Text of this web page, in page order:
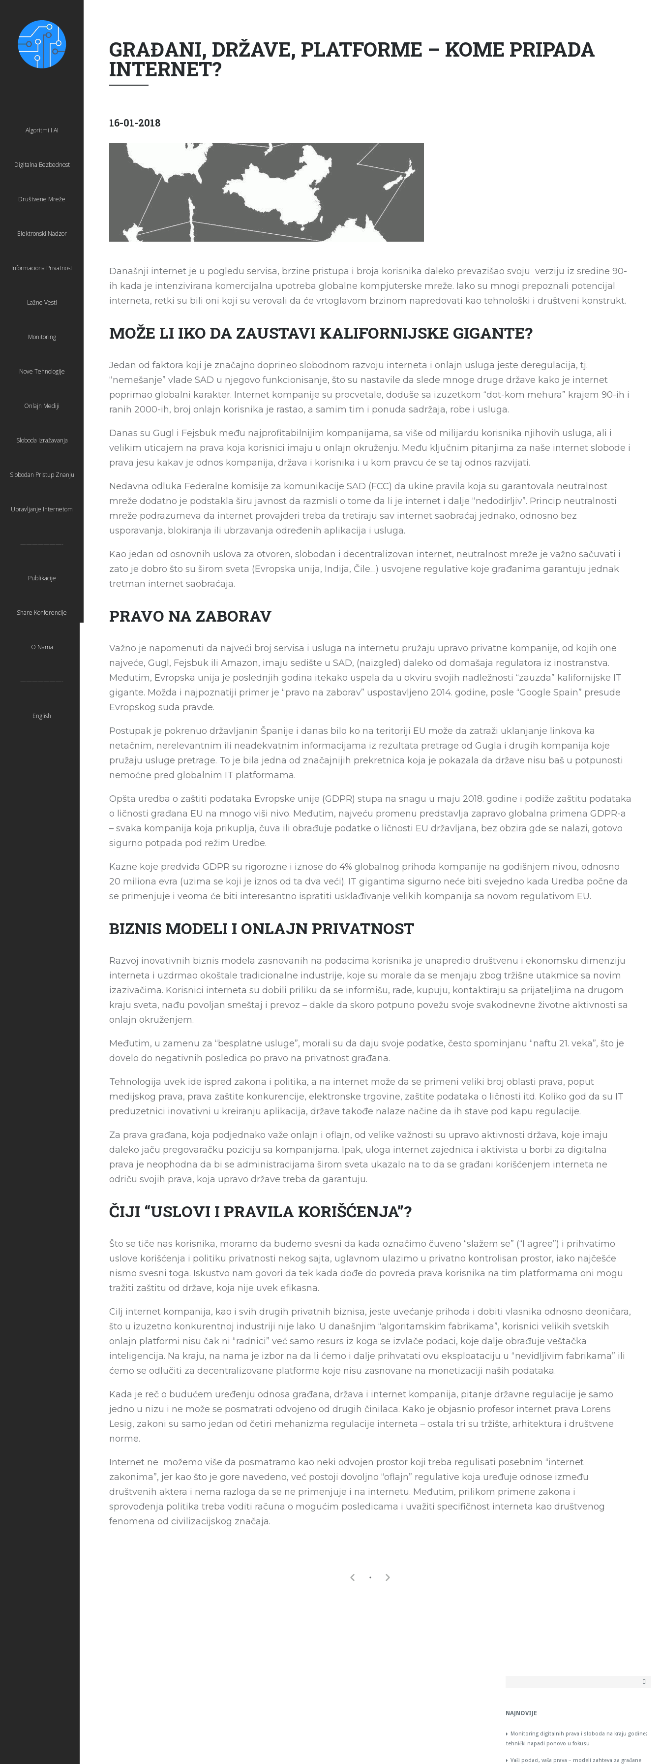
Algoritmi I AI
Digitalna Bezbednost
Društvene Mreže
Elektronski Nadzor
Informaciona Privatnost
Lažne Vesti
Monitoring
Nove Tehnologije
Onlajn Mediji
Sloboda Izražavanja
Slobodan Pristup Znanju
Upravljanje Internetom
———————-
Publikacije
Share Konferencije
O Nama
———————-
English
GRAĐANI, DRŽAVE, PLATFORME – KOME PRIPADA
INTERNET?
16-01-2018
Današnji internet je u pogledu servisa, brzine pristupa i broja korisnika daleko prevazišao svoju verziju iz sredine 90-
ih kada je intenzivirana komercijalna upotreba globalne kompjuterske mreže. Iako su mnogi prepoznali potencijal
interneta, retki su bili oni koji su verovali da će vrtoglavom brzinom napredovati kao tehnološki i društveni konstrukt.
MOŽE LI IKO DA ZAUSTAVI KALIFORNIJSKE GIGANTE?
Jedan od faktora koji je značajno doprineo slobodnom razvoju interneta i onlajn usluga jeste deregulacija, tj.
“nemešanje” vlade SAD u njegovo funkcionisanje, što su nastavile da slede mnoge druge države kako je internet
poprimao globalni karakter. Internet kompanije su procvetale, doduše sa izuzetkom “dot-kom mehura” krajem 90-ih i
ranih 2000-ih, broj onlajn korisnika je rastao, a samim tim i ponuda sadržaja, robe i usluga.
Danas su Gugl i Fejsbuk među najprofitabilnijim kompanijama, sa više od milijardu korisnika njihovih usluga, ali i
velikim uticajem na prava koja korisnici imaju u onlajn okruženju. Među ključnim pitanjima za naše internet slobode i
prava jesu kakav je odnos kompanija, država i korisnika i u kom pravcu će se taj odnos razvijati.
Nedavna odluka Federalne komisije za komunikacije SAD (FCC) da ukine pravila koja su garantovala neutralnost
mreže dodatno je podstakla širu javnost da razmisli o tome da li je internet i dalje “nedodirljiv”. Princip neutralnosti
mreže podrazumeva da internet provajderi treba da tretiraju sav internet saobraćaj jednako, odnosno bez
usporavanja, blokiranja ili ubrzavanja određenih aplikacija i usluga.
Kao jedan od osnovnih uslova za otvoren, slobodan i decentralizovan internet, neutralnost mreže je važno sačuvati i
zato je dobro što su širom sveta (Evropska unija, Indija, Čile…) usvojene regulative koje građanima garantuju jednak
tretman internet saobraćaja.
PRAVO NA ZABORAV
Važno je napomenuti da najveći broj servisa i usluga na internetu pružaju upravo privatne kompanije, od kojih one
najveće, Gugl, Fejsbuk ili Amazon, imaju sedište u SAD, (naizgled) daleko od domašaja regulatora iz inostranstva.
Međutim, Evropska unija je poslednjih godina itekako uspela da u okviru svojih nadležnosti “zauzda” kalifornijske IT
gigante. Možda i najpoznatiji primer je “pravo na zaborav” uspostavljeno 2014. godine, posle “Google Spain” presude
Evropskog suda pravde.
Postupak je pokrenuo državljanin Španije i danas bilo ko na teritoriji EU može da zatraži uklanjanje linkova ka
netačnim, nerelevantnim ili neadekvatnim informacijama iz rezultata pretrage od Gugla i drugih kompanija koje
pružaju usluge pretrage. To je bila jedna od značajnijih prekretnica koja je pokazala da države nisu baš u potpunosti
nemoćne pred globalnim IT platformama.
Opšta uredba o zaštiti podataka Evropske unije (GDPR) stupa na snagu u maju 2018. godine i podiže zaštitu podataka
o ličnosti građana EU na mnogo viši nivo. Međutim, najveću promenu predstavlja zapravo globalna primena GDPR-a
– svaka kompanija koja prikuplja, čuva ili obrađuje podatke o ličnosti EU državljana, bez obzira gde se nalazi, gotovo
sigurno potpada pod režim Uredbe.
Kazne koje predviđa GDPR su rigorozne i iznose do 4% globalnog prihoda kompanije na godišnjem nivou, odnosno
20 miliona evra (uzima se koji je iznos od ta dva veći). IT gigantima sigurno neće biti svejedno kada Uredba počne da
se primenjuje i veoma će biti interesantno ispratiti usklađivanje velikih kompanija sa novom regulativom EU.
BIZNIS MODELI I ONLAJN PRIVATNOST
Razvoj inovativnih biznis modela zasnovanih na podacima korisnika je unapredio društvenu i ekonomsku dimenziju
interneta i uzdrmao okoštale tradicionalne industrije, koje su morale da se menjaju zbog tržišne utakmice sa novim
izazivačima. Korisnici interneta su dobili priliku da se informišu, rade, kupuju, kontaktiraju sa prijateljima na drugom
kraju sveta, nađu povoljan smeštaj i prevoz – dakle da skoro potpuno povežu svoje svakodnevne životne aktivnosti sa
onlajn okruženjem.
Međutim, u zamenu za “besplatne usluge”, morali su da daju svoje podatke, često spominjanu “naftu 21. veka”, što je
dovelo do negativnih posledica po pravo na privatnost građana.
Tehnologija uvek ide ispred zakona i politika, a na internet može da se primeni veliki broj oblasti prava, poput
medijskog prava, prava zaštite konkurencije, elektronske trgovine, zaštite podataka o ličnosti itd. Koliko god da su IT
preduzetnici inovativni u kreiranju aplikacija, države takođe nalaze načine da ih stave pod kapu regulacije.
Za prava građana, koja podjednako važe onlajn i oflajn, od velike važnosti su upravo aktivnosti država, koje imaju
daleko jaču pregovaračku poziciju sa kompanijama. Ipak, uloga internet zajednica i aktivista u borbi za digitalna
prava je neophodna da bi se administracijama širom sveta ukazalo na to da se građani korišćenjem interneta ne
odriču svojih prava, koja upravo države treba da garantuju.
ČIJI “USLOVI I PRAVILA KORIŠĆENJA”?
Što se tiče nas korisnika, moramo da budemo svesni da kada označimo čuveno “slažem se” (“I agree”) i prihvatimo
uslove korišćenja i politiku privatnosti nekog sajta, uglavnom ulazimo u privatno kontrolisan prostor, iako najčešće
nismo svesni toga. Iskustvo nam govori da tek kada dođe do povreda prava korisnika na tim platformama oni mogu
tražiti zaštitu od države, koja nije uvek efikasna.
Cilj internet kompanija, kao i svih drugih privatnih biznisa, jeste uvećanje prihoda i dobiti vlasnika odnosno deoničara,
što u izuzetno konkurentnoj industriji nije lako. U današnjim “algoritamskim fabrikama”, korisnici velikih svetskih
onlajn platformi nisu čak ni “radnici” već samo resurs iz koga se izvlače podaci, koje dalje obrađuje veštačka
inteligencija. Na kraju, na nama je izbor na da li ćemo i dalje prihvatati ovu eksploataciju u “nevidljivim fabrikama” ili
ćemo se odlučiti za decentralizovane platforme koje nisu zasnovane na monetizaciji naših podataka.
Kada je reč o budućem uređenju odnosa građana, država i internet kompanija, pitanje državne regulacije je samo
jedno u nizu i ne može se posmatrati odvojeno od drugih činilaca. Kako je objasnio profesor internet prava Lorens
Lesig, zakoni su samo jedan od četiri mehanizma regulacije interneta – ostala tri su tržište, arhitektura i društvene
norme.
Internet ne možemo više da posmatramo kao neki odvojen prostor koji treba regulisati posebnim “internet
zakonima”, jer kao što je gore navedeno, već postoji dovoljno “oflajn” regulative koja uređuje odnose između
društvenih aktera i nema razloga da se ne primenjuje i na internetu. Međutim, prilikom primene zakona i
sprovođenja politika treba voditi računa o mogućim posledicama i uvažiti specifičnost interneta kao društvenog
fenomena od civilizacijskog značaja.
NAJNOVIJE
Monitoring digitalnih prava i sloboda na kraju godine:
tehnički napadi ponovo u fokusu
Vaši podaci, vaša prava – modeli zahteva za građane